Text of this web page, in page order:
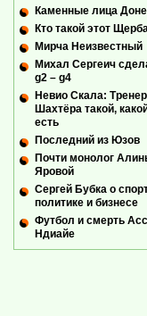
Каменные лица
Кто такой этот
Мирча Неизвестный
Михал Сергеич
g2 – g4
Невио Скала: Тренер
Шахтёра такой,
есть
Последний из Юзов
Почти монолог
Яровой
Сергей Бубка о
политике и бизнесе
Футбол и смерть
Ндиайе